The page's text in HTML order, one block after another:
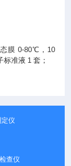
膜 0-80℃，10
准液 1 套；
仪
查仪